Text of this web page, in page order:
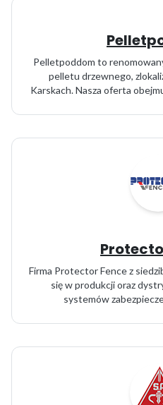
Pelletpoddom to
pelletu drzewnego,
Karskach. Nasza oferta
Firma Protector Fence z
się w produkcji oraz
systemów